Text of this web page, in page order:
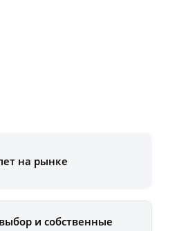
на рынке
и собственные